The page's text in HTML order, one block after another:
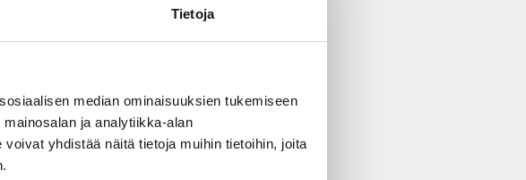
Tietoja
median ominaisuuksien tukemiseen
ja analytiikka-alan
yhdistää näitä tietoja muihin tietoihin, joita
maailmaa ja vaeltaa vuorilla. Kapuajat
matkaavat omakustanteisesti
vaeltavat maan korkeimmalle vuorelle Mt.